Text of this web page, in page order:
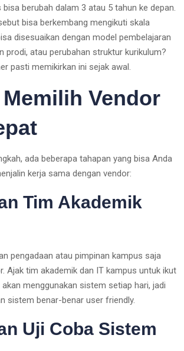
berubah dalam 3 atau 5 tahun ke depan.
bisa berkembang mengikuti skala
disesuaikan dengan model pembelajaran
prodi, atau perubahan struktur kurikulum?
pasti memikirkan ini sejak awal.
Vendor
ada beberapa tahapan yang bisa Anda
kerja sama dengan vendor:
Tim Akademik
pengadaan atau pimpinan kampus saja
Ajak tim akademik dan IT kampus untuk ikut
menggunakan sistem setiap hari, jadi
sistem benar-benar user friendly.
Uji Coba Sistem